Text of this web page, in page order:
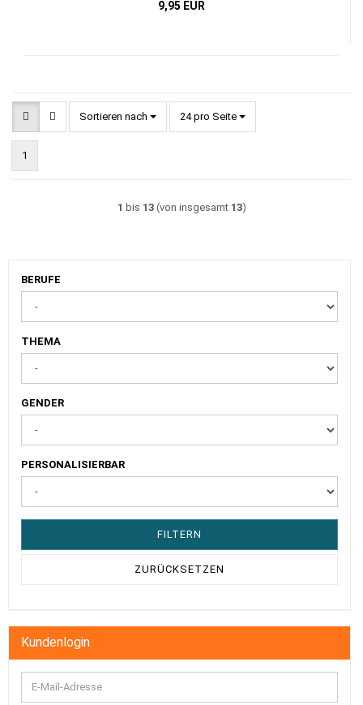
9,95 EUR
Sortieren nach
Sortieren nach 24 pro Seite
pro Seite
1
1 bis 13(von insgesamt 13)
BERUFE
BERUFE
THEMA
THEMA
GENDER
GENDER
PERSONALISIERBAR
PERSONALISIERBAR
FILTERN
ZURÜCKSETZEN
Kundenlogin
E-
Mail-